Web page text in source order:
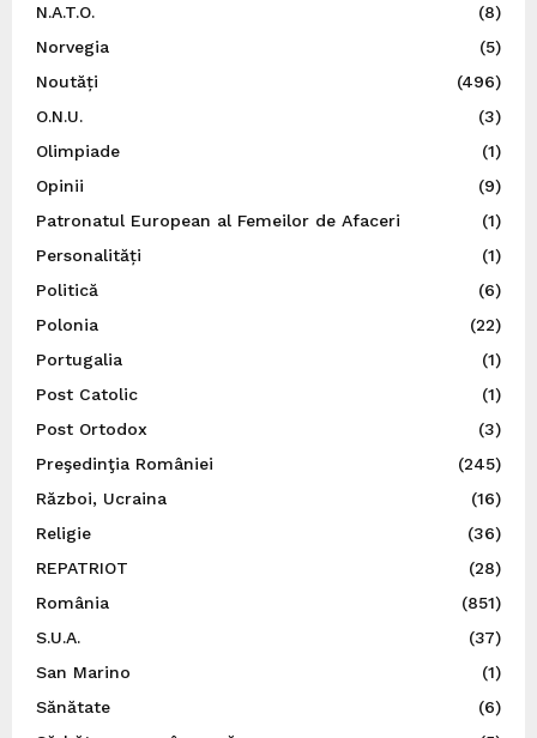
N.A.T.O.
(8)
Norvegia
(5)
Noutăți
(496)
O.N.U.
(3)
Olimpiade
(1)
Opinii
(9)
Patronatul European al Femeilor de Afaceri
(1)
Personalități
(1)
Politică
(6)
Polonia
(22)
Portugalia
(1)
Post Catolic
(1)
Post Ortodox
(3)
Preşedinţia României
(245)
Război, Ucraina
(16)
Religie
(36)
REPATRIOT
(28)
România
(851)
S.U.A.
(37)
San Marino
(1)
Sănătate
(6)